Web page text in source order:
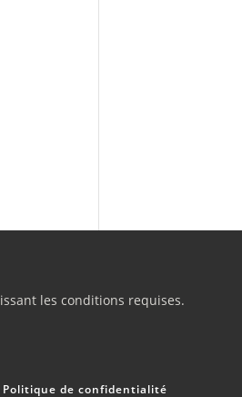
les conditions requises.
Politique de confidentialité